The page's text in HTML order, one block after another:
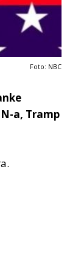
Foto: NBC
a, Tramp